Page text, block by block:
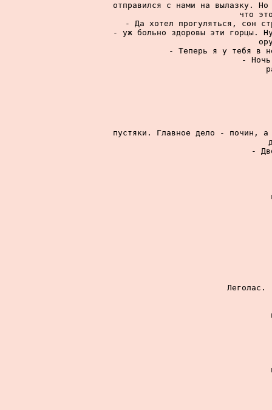
отправился с нами на вылазку.
что
- Да хотел прогуляться, сон
- уж больно здоровы эти горцы.
- Теперь я у тебя в
-
пустяки. Главное дело - почин, а
-
Леголас.